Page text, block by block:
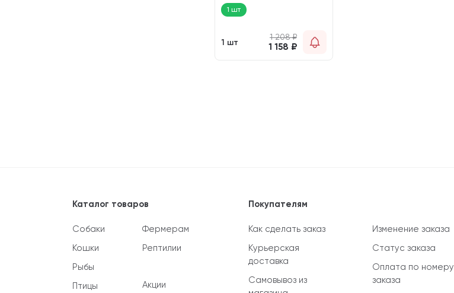
1 шт
1 шт
1 208₽
1 158 ₽
Каталог товаров
Собаки
Кошки
Рыбы
Птицы
Фермерам
Рептилии
Акции
Покупателям
Как сделать заказ
Курьерская
доставка
Самовывоз из
Изменение заказа
Статус заказа
Оплата по номеру
заказа